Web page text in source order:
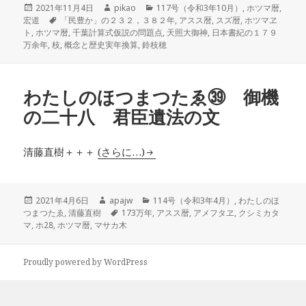
投
稿
日:
2021年11月4日
作
成
者
pikao
カ
テ
ゴ
リ
117号（令和3年10月） ,ホツマ暦,
宏道
タ
グ
「民豊か」の２３２，３８２年, アスス暦, スズ暦,ホツマヱ
ト ,ホツマ暦,千葉計算式仮説の問題点, 天照大御神, 日本書紀の１７９
万余年,枝,概念と歴史実年換算,鈴枝穂
わたしのほつまつたゑ㊴ 御機
の二十八 君臣遺法の文
清藤直樹＋＋＋(さらに…)
投
稿
日:
2021年4月6日
作
成
者
apajw
カ
テ
114号（令和3年4月） ,わたしのほ
つまつたゑ,清藤直樹
タ
グ
173万年, アスス暦, アメフタヱ, クシミカタ
マ,ホ28,ホツマ暦, マサカ木
Proudly powered by WordPress